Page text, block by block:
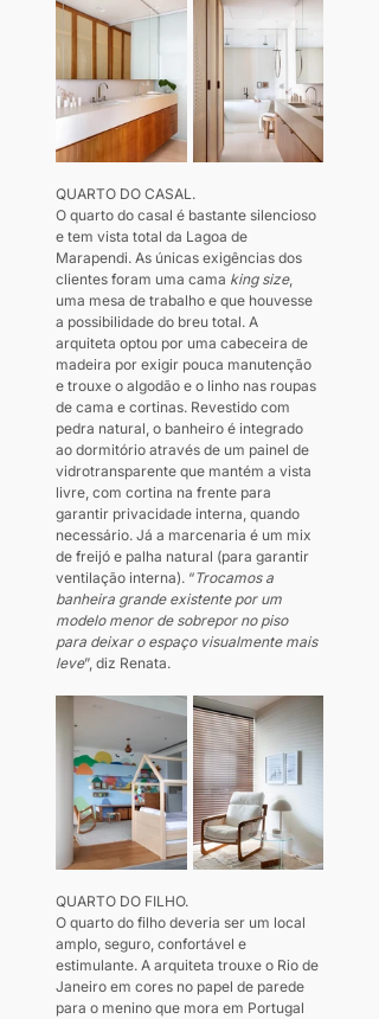
QUARTO DO CASAL.
O quarto do casal é bastante silencioso
e tem vista total da Lagoa de
Marapendi. As únicas exigências dos
clientes foram uma cama king size,
uma mesa de trabalho e que houvesse
a possibilidade do breu total. A
arquiteta optou por uma cabeceira de
madeira por exigir pouca manutenção
e trouxe o algodão e o linho nas roupas
de cama e cortinas. Revestido com
pedra natural, o banheiro é integrado
ao dormitório através de um painel de
vidrotransparente que mantém a vista
livre, com cortina na frente para
garantir privacidade interna, quando
necessário. Já a marcenaria é um mix
de freijó e palha natural (para garantir
ventilação interna). “Trocamos a
banheira grande existente por um
modelo menor de sobrepor no piso
para deixar o espaço visualmente mais
leve”, diz Renata.
QUARTO DO FILHO.
O quarto do filho deveria ser um local
amplo, seguro, confortável e
estimulante. A arquiteta trouxe o Rio de
Janeiro em cores no papel de parede
para o menino que mora em Portugal